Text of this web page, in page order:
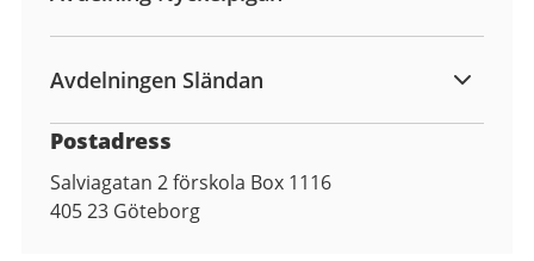
Avdelningen Sländan
Postadress
Salviagatan 2 förskola Box 1116
405 23 Göteborg